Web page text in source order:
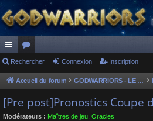
ac
co
ur
ci
or
u
s
Rechercher Connexion Inscription
Accueil du forum GODWARRIORS - LE JEU
[Pre post]Pronostics Coupe
Modérateurs : Maîtres de jeu Oracles